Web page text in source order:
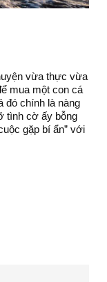
vừa thực vừa
mua một con cá
đó chính là nàng
tình cờ ấy bỗng
gặp bí ẩn” với